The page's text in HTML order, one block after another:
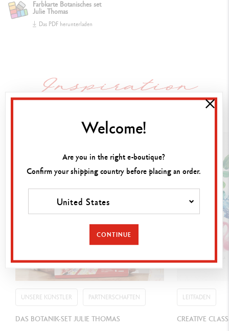
Eine Aquarell-Palette
Ein Aquarellpinsel Nr. 5
Thomas
Klassisches rotes Metall-Etui, nachhaltig und wiederverwendbar
GESETZLICHE NORMVORGABEN
Swiss Made, FSC™
PRODUKTREFERENZ
Ref. 3000.123
Farbkarte Botanisches set
Julie Thomas
Das PDF herunterladen
Sehen Sie sich unsere neuesten Inhalte zu diesem Produkt an.
UNSERE KÜNSTLER PARTNERSCHAFTEN
DAS BOTANIK-SET JULIE THOMAS
LEITFADEN
CREATIVE
Welcome!
Are you in the right e-boutique?
Confirm your shipping country before placing an order.
United States
CONTINUE